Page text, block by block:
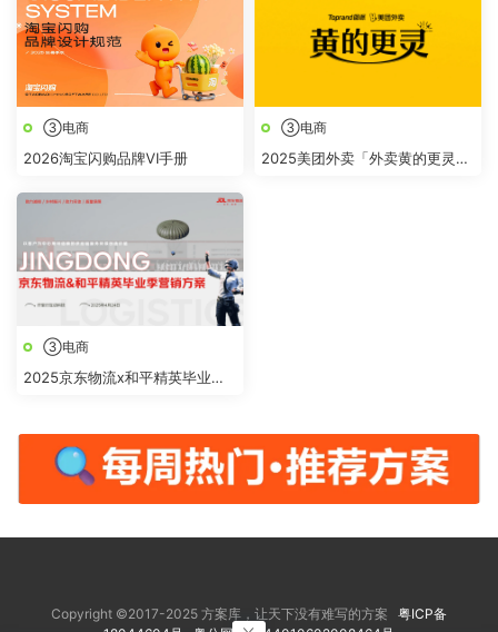
③电商
2026淘宝闪购品牌VI手册
③电商
2025美团外卖「外卖黄的更灵
③电商
2025京东物流x和平精英毕业季
Copyright ©2017-2025 方案库，让天下没有难写的方案 粤ICP备